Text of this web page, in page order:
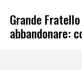
Grande
abbandonare: